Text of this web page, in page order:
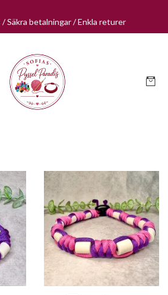
/ Säkra betalningar / Enkla returer